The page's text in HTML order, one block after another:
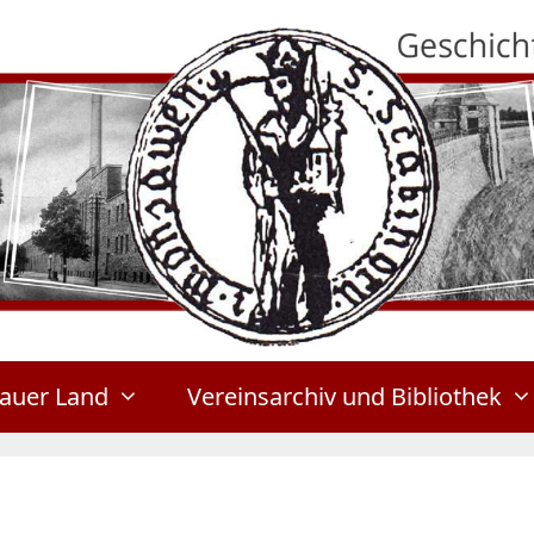
Land Vereinsarchiv und Bibliothek